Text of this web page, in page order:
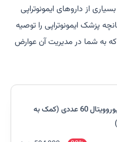
از داروهای ایمونوتراپی
پزشک ایمونوتراپی را توصیه
به شما در مدیریت آن عوارض
قرص ویتامین B2 یوروویتال 60 عددی (کمک به